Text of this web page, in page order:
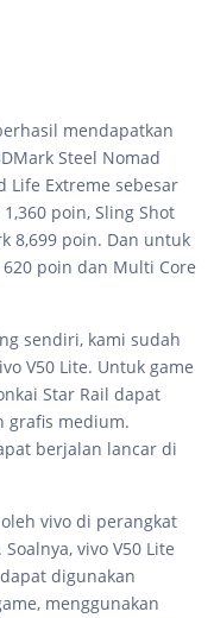
mendapatkan
Steel Nomad
Life Extreme sebesar
poin, Sling Shot
8,699 poin. Dan untuk
poin dan Multi Core
sendiri, kami sudah
V50 Lite. Untuk game
Star Rail dapat
grafis medium.
berjalan lancar di
vivo di perangkat
vivo V50 Lite
digunakan
menggunakan